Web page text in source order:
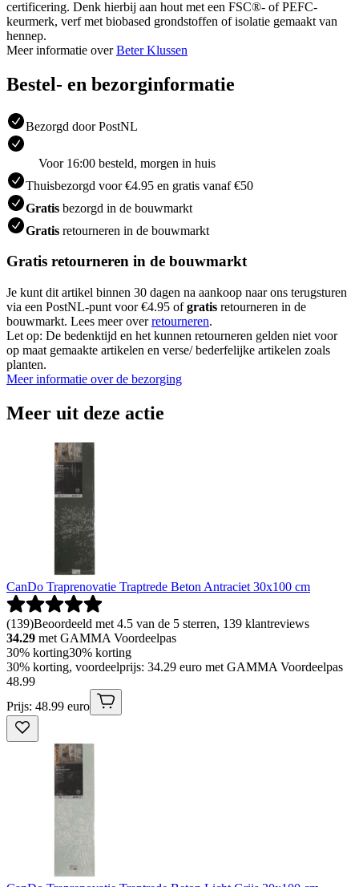
certificering. Denk hierbij aan hout met een FSC®- of PEFC-
keurmerk, verf met biobased grondstoffen of isolatie gemaakt van
hennep.
Meer informatie overBeter Klussen
Bestel- en bezorginformatie
Bezorgd door PostNL
Voor 16:00 besteld, morgen in huis
Thuisbezorgd voor €4.95 en gratis vanaf €50
Gratis bezorgd in de bouwmarkt
Gratis retourneren in de bouwmarkt
Gratis retourneren in de bouwmarkt
Je kunt dit artikel binnen 30 dagen na aankoop naar ons terugsturen
via een PostNL-punt voor €4.95 ofgratis retourneren in de
bouwmarkt. Lees meer overretourneren.
Let op: De bedenktijd en het kunnen retourneren gelden niet voor
op maat gemaakte artikelen en verse/ bederfelijke artikelen zoals
planten.
Meer informatie over de bezorging
Meer uit deze actie
CanDo Traprenovatie Traptrede Beton Antraciet 30x100 cm
(139)Beoordeeld met 4.5 van de 5 sterren, 139 klantreviews
34.29 met GAMMA Voordeelpas
30% korting30% korting
30% korting, voordeelprijs: 34.29 euro met GAMMA Voordeelpas
48.99
Prijs: 48.99 euro